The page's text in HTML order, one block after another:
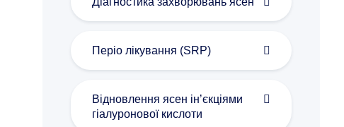
Періо лікування (SRP)
Відновлення ясен інʼєкціями
гіалуронової кислоти